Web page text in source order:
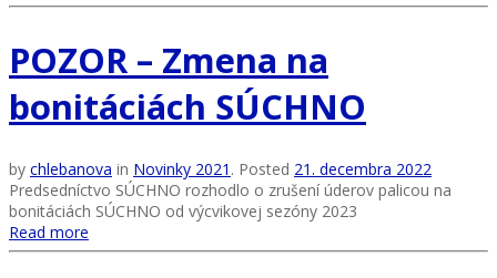
POZOR – Zmena na
bonitáciách SÚCHNO
by chlebanova in Novinky 2021 . Posted 21. decembra 2022
Predsedníctvo SÚCHNO rozhodlo o zrušení úderov palicou na
bonitáciách SÚCHNO od výcvikovej sezóny 2023
Read more